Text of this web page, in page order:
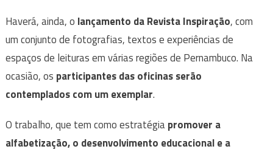
Haverá, ainda, o lançamento da Revista Inspiração, com
um conjunto de fotografias, textos e experiências de
espaços de leituras em várias regiões de Pernambuco. Na
ocasião, os participantes das oficinas serão
contemplados com um exemplar.
O trabalho, que tem como estratégiapromover a
alfabetização, o desenvolvimento educacional e a